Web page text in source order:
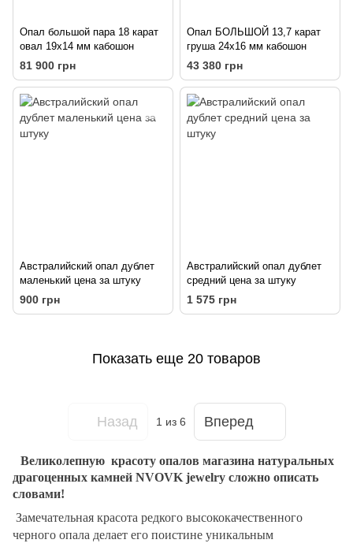
Опал большой пара 18 карат
овал 19х14 мм кабошон
81 900 грн
Опал БОЛЬШОЙ 13,7 карат
груша 24х16 мм кабошон
43 380 грн
Австралийский опал дублет
маленький цена за штуку
900 грн
Австралийский опал дублет
средний цена за штуку
1 575 грн
Показать еще 20 товаров
Назад 1 из 6 Вперед
Великолепную красоту опалов магазина натуральных
драгоценных камней NVOVK jewelry сложно описать
словами!
Замечательная красота редкого высококачественного
черного опала делает его поистине уникальным